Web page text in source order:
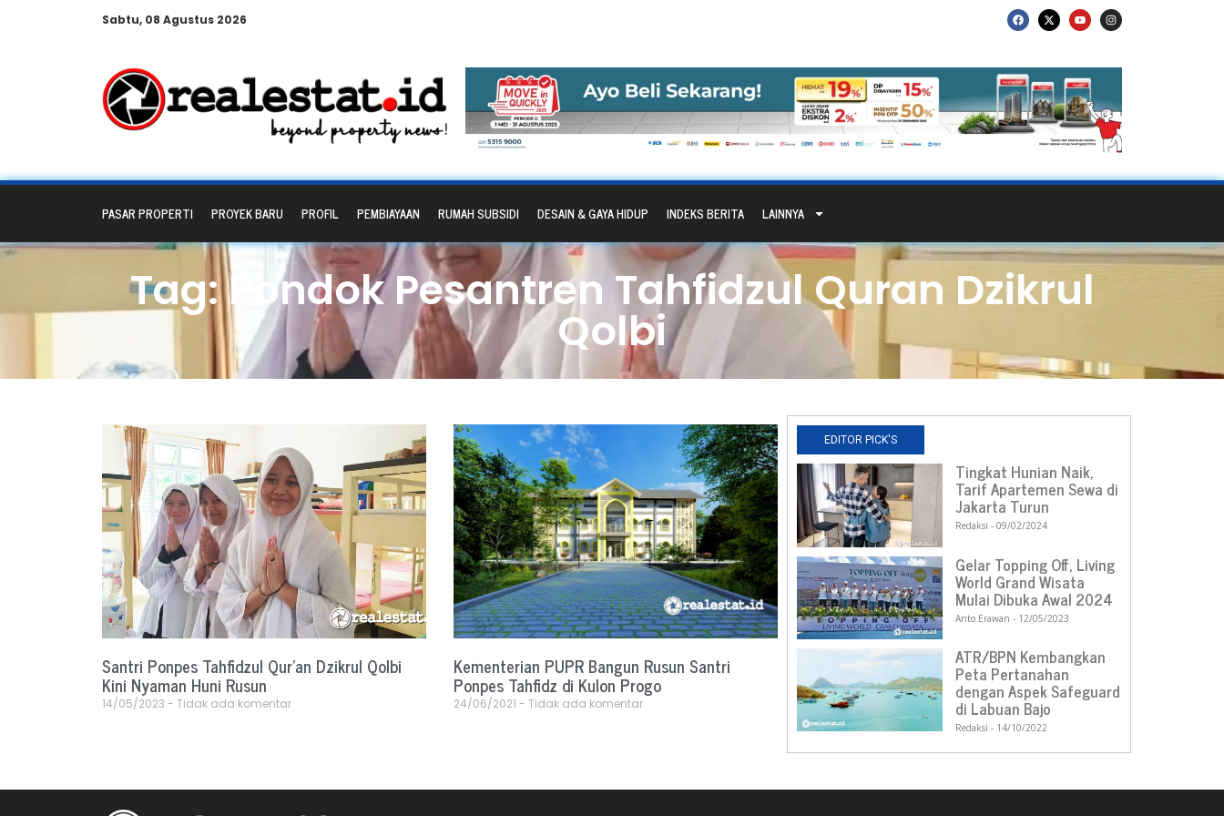
Sabtu, 08 Agustus 2026
PASAR PROPERTI PROYEK BARU PROFIL PEMBIAYAAN RUMAH SUBSIDI DESAIN & GAYA HIDUP INDEKS BERITA LAINNYA
Tag: Pondok Pesantren Tahfidzul Quran Dzikrul
Qolbi
Santri Ponpes Tahfidzul Qur’an Dzikrul Qolbi
Kini Nyaman Huni Rusun
14/05/2023 Tidak ada komentar
Kementerian PUPR Bangun Rusun Santri
Ponpes Tahfidz di Kulon Progo
24/06/2021 Tidak ada komentar
EDITOR PICK'S
Tingkat Hunian Naik,
Tarif Apartemen Sewa di
Jakarta Turun
Redaksi 09/02/2024
Gelar Topping Off, Living
World Grand Wisata
Mulai Dibuka Awal 2024
Anto Erawan 12/05/2023
ATR/BPN Kembangkan
Peta Pertanahan
dengan Aspek Safeguard
di Labuan Bajo
Redaksi 14/10/2022